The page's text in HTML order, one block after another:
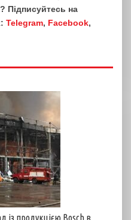
Підписуйтесь на
Telegram, Facebook,